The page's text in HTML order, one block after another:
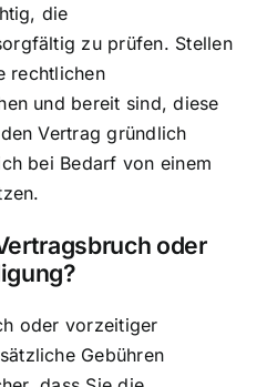
die
zu prüfen. Stellen
rechtlichen
und bereit sind, diese
Vertrag gründlich
bei Bedarf von einem
oder
oder vorzeitiger
Gebühren